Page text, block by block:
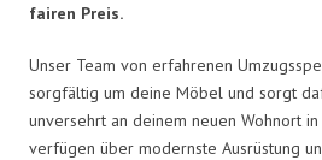
fairen Preis.
Unser Team von erfahrenen
sorgfältig um deine Möbel und sorgt
unversehrt an deinem neuen Wohnort
verfügen über modernste Ausrüstung